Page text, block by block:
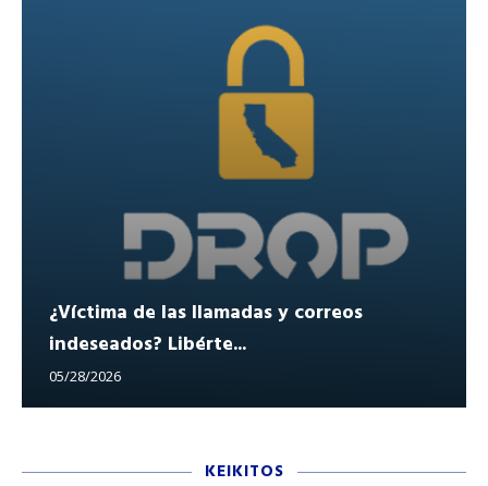
¿Víctima de las llamadas y correos
indeseados? Libérte...
05/28/2026
KEIKITOS